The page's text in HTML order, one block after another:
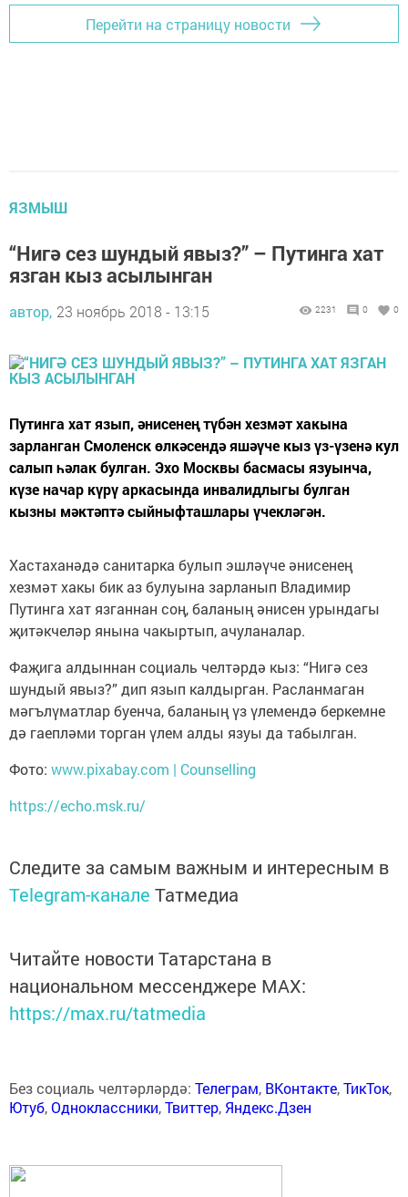
Перейти на страницу новости
ЯЗМЫШ
“Нигә сез шундый явыз?” – Путинга хат
язган кыз асылынган
автор, 23 ноябрь 2018 - 13:15 2231 0 0
Путинга хат язып, әнисенең түбән хезмәт хакына
зарланган Смоленск өлкәсендә яшәүче кыз үз-үзенә кул
салып һәлак булган. Эхо Москвы басмасы язуынча,
күзе начар күрү аркасында инвалидлыгы булган
кызны мәктәптә сыйныфташлары үчекләгән.
Хастаханәдә санитарка булып эшләүче әнисенең
хезмәт хакы бик аз булуына зарланып Владимир
Путинга хат язганнан соң, баланың әнисен урындагы
җитәкчеләр янына чакыртып, ачуланалар.
Фаҗига алдыннан социаль челтәрдә кыз: “Нигә сез
шундый явыз?” дип язып калдырган. Расланмаган
мәгълүматлар буенча, баланың үз үлемендә беркемне
дә гаепләми торган үлем алды язуы да табылган.
Фото: www.pixabay.com | Counselling
https://echo.msk.ru/
Следите за самым важным и интересным в
Telegram-канале Татмедиа
Читайте новости Татарстана в
национальном мессенджере MАХ:
https://max.ru/tatmedia
Без социаль челтәрләрдә: Телеграм, ВКонтакте,ТикТок,
Ютуб,Одноклассники,Твиттер, Яндекс.Дзен